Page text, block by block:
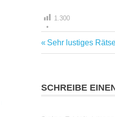
1.300
Vorheriger
Beitrag:
Sehr lustiges
SCHREIBE